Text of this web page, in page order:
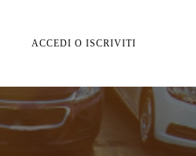
ACCEDI O ISCRIVITI